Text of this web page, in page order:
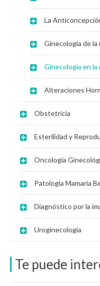
La
Ginecología de la
Ginecología en la
Alteraciones
Obstetricia
Esterilidad y
Oncología
Patología Mamaria
Diagnóstico por la
Uroginecología
Te puede